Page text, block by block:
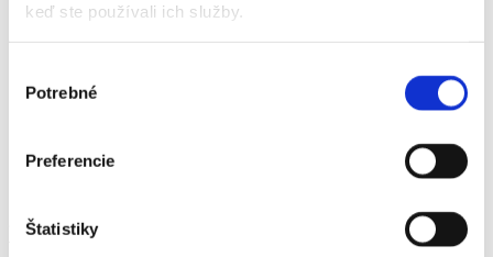
keď ste používali ich služby.
súhlasu
Potrebné
Preferencie
Štatistiky
sebahodnotiaci dotazník podľa ustanoveného vzoru,
posudok, je účastníkom právnych vzťahov pri poskytovaní
2. Následne s ním sociálny pracovník spoločne
vyplní rozšírený dotazník zameraný na každodenné